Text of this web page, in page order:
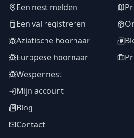
Een nest melden
Een val registreren
Aziatische hoornaar
Europese hoornaar
Wespennest
Mijn account
Blog
Contact